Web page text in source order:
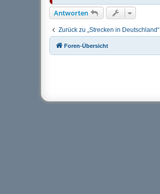
Antworten
Zurück zu „Strecken in Deutschland“
Foren-Übersicht